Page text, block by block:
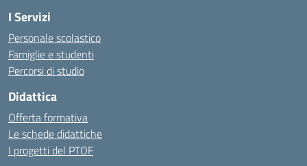
I Servizi
Personale scolastico
Famiglie e studenti
Percorsi di studio
Didattica
Offerta formativa
Le schede didattiche
I progetti del PTOF